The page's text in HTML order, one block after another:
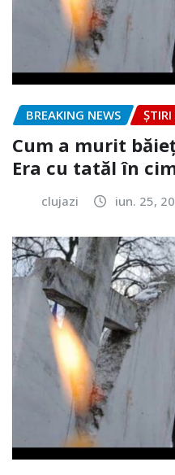
BREAKING NEWS ȘTIRI
Cum a murit
Era cu tatăl în
clujazi iun. 25,